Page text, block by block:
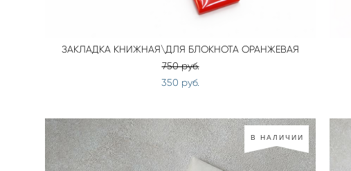
ЗАКЛАДКА КНИЖНАЯ\ДЛЯ БЛОКНОТА ОРАНЖЕВАЯ
750 pуб.
350 pуб.
В НАЛИЧИИ